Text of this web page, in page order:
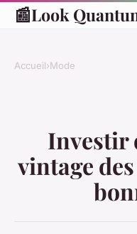
📰Look
Accueil›Mode
Investir
vintage